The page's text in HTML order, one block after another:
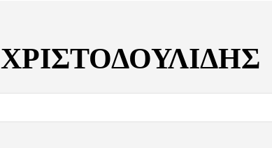
ΧΡΙΣΤΟΔΟΥΛΙΔΗΣ